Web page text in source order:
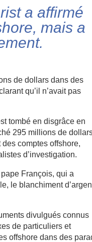
a affirmé
mais a
de dollars dans des
qu’il n’avait pas
tombé en disgrâce en
295 millions de
comptes offshore,
d’investigation.
François, qui a
le blanchiment
divulgués connus
de particuliers et
offshore dans des